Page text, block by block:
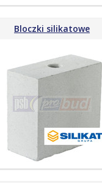
Bloczki silikatowe